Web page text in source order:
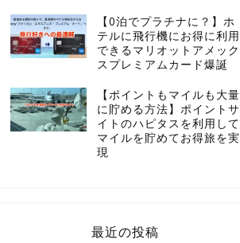
【0泊でプラチナに？】ホ
テルに飛行機にお得に利用
できるマリオットアメック
スプレミアムカード爆誕
【ポイントもマイルも大量
に貯める方法】ポイントサ
イトのハピタスを利用して
マイルを貯めてお得旅を実
現
最近の投稿